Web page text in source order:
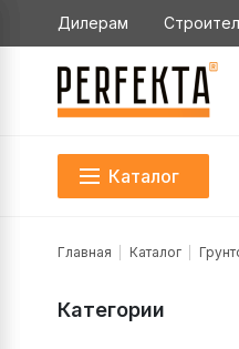
Дилерам
Каталог
Главная Каталог
Категории